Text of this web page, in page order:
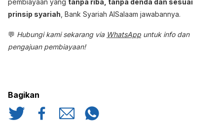
pembiayaan yang tanpa riba, tanpa denda dan sesuai
prinsip syariah , Bank Syariah AlSalaam jawabannya.
💬 Hubungi kami sekarang via WhatsApp untuk info dan
pengajuan pembiayaan!
Bagikan